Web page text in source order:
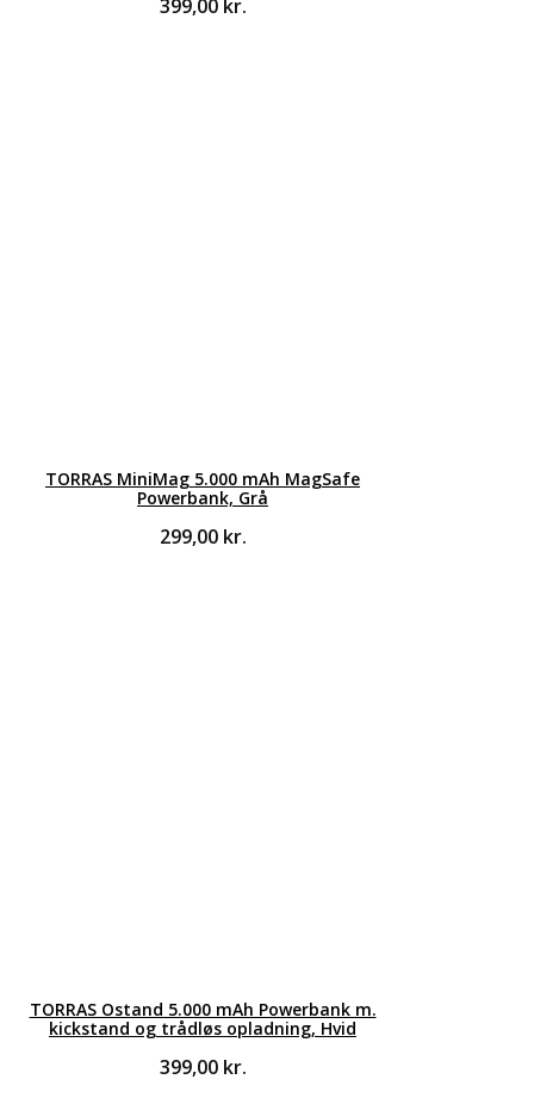
399,00 kr.
TORRAS MiniMag 5.000 mAh MagSafe
Powerbank, Grå
299,00 kr.
TORRAS Ostand 5.000 mAh Powerbank m.
kickstand og trådløs opladning, Hvid
399,00 kr.